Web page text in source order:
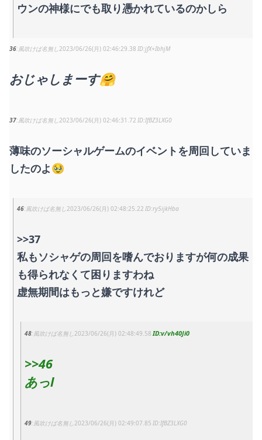
ウンの神様にでも取り憑かれているのかしら
36 風吹けば名無し 2023/06/26(月) 02:46:29.38 jfX+IbhjM
おじゃしまーす🤗
37 風吹けば名無し 2023/06/26(月) 02:46:31.72 IfBZ3LXG0
薄味のソーシャルゲームのイベントを周回していま
したのよ🥹
46 風吹けば名無し 2023/06/26(月) 02:48:25.22 ry5ijkHba
>>37
私もソシャゲの周回を嗜んでおりますが何の成果
も得られなくて困りますわね
虚無期間はもっと嫌ですけれど
48 風吹けば名無し 2023/06/26(月) 02:48:49.58 v/vh40Ji0
>>46
あっl
49 風吹けば名無し 2023/06/26(月) 02:49:07.85 IfBZ3LXG0